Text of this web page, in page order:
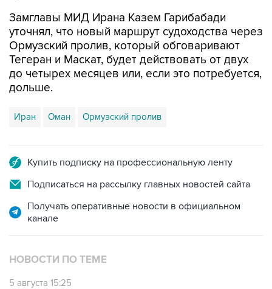
Замглавы МИД Ирана Казем Гарибабади
уточнял, что новый маршрут судоходства через
Ормузский пролив, который обговаривают
Тегеран и Маскат, будет действовать от двух
до четырех месяцев или, если это потребуется,
дольше.
Иран Оман Ормузский пролив
Купить подписку на профессиональную ленту
Подписаться на рассылку главных новостей сайта
Получать оперативные новости в официальном
канале
НОВОСТИ ПО ТЕМЕ
5 августа 15:25